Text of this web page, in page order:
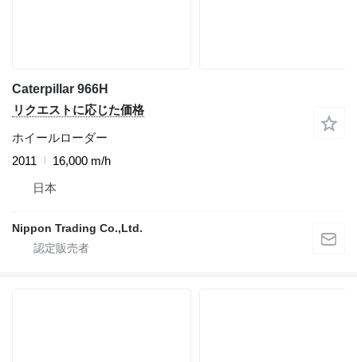
Caterpillar 966H
リクエストに応じた価格
ホイールローダー
2011
16,000 m/h
日本
Nippon Trading Co.,Ltd.